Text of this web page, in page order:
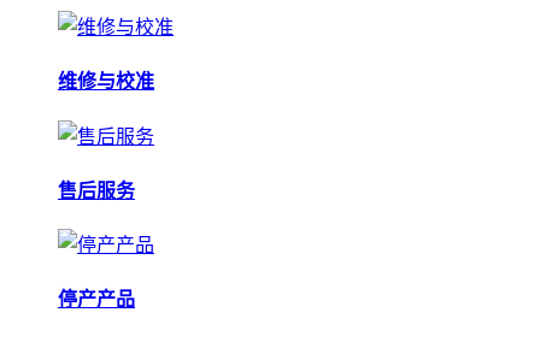
维修与校准
售后服务
停产产品